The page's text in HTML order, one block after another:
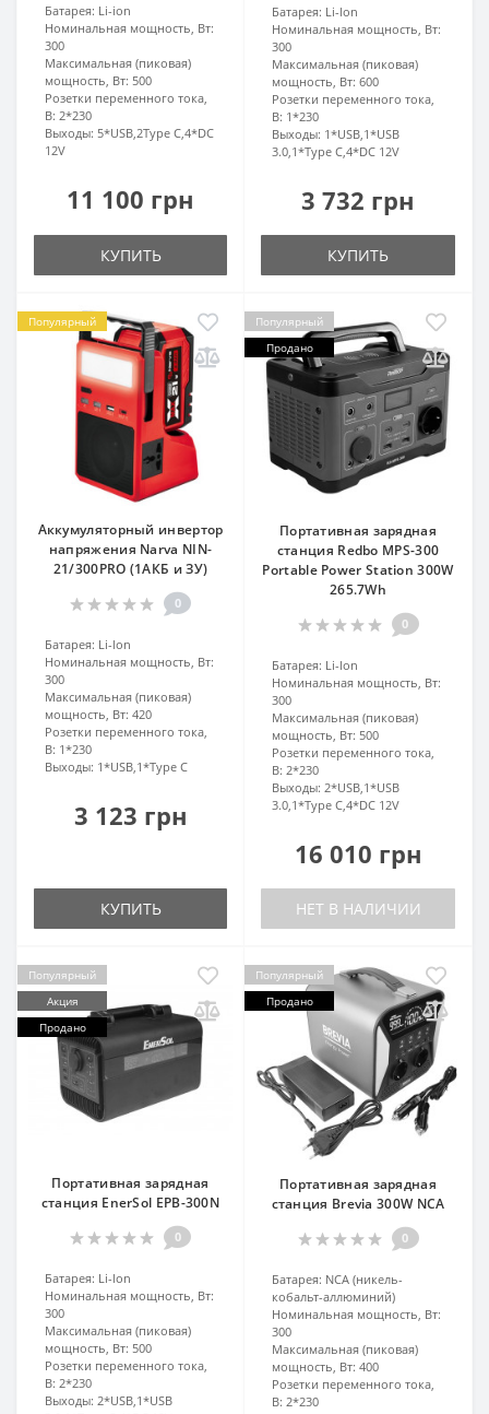
Батарея: Li-ion
Номинальная мощность, Вт:
300
Максимальная (пиковая)
мощность, Вт: 500
Розетки переменного тока,
В: 2*230
Выходы: 5*USB,2Type C,4*DC
12V
11 100 грн
КУПИТЬ
Батарея: Li-lon
Номинальная мощность, Вт:
300
Максимальная (пиковая)
мощность, Вт: 600
Розетки переменного тока,
В: 1*230
Выходы: 1*USB,1*USB
3.0,1*Type C,4*DC 12V
3 732 грн
КУПИТЬ
Популярный
Аккумуляторный инвертор
напряжения Narva NIN-
21/300PRO (1АКБ и ЗУ)
0
Батарея: Li-lon
Номинальная мощность, Вт:
300
Максимальная (пиковая)
мощность, Вт: 420
Розетки переменного тока,
В: 1*230
Выходы: 1*USB,1*Type C
3 123 грн
КУПИТЬ
Популярный
Продано
Портативная зарядная
станция Redbo MPS-300
Portable Power Station 300W
265.7Wh
0
Батарея: Li-lon
Номинальная мощность, Вт:
300
Максимальная (пиковая)
мощность, Вт: 500
Розетки переменного тока,
В: 2*230
Выходы: 2*USB,1*USB
3.0,1*Type C,4*DC 12V
16 010 грн
НЕТ В НАЛИЧИИ
Популярный
Акция
Продано
Портативная зарядная
станция EnerSol EPB-300N
0
Батарея: Li-lon
Номинальная мощность, Вт:
300
Максимальная (пиковая)
мощность, Вт: 500
Розетки переменного тока,
В: 2*230
Выходы: 2*USB,1*USB
Популярный
Продано
Портативная зарядная
станция Brevia 300W NCA
0
Батарея: NCA (никель-
кобальт-аллюминий)
Номинальная мощность, Вт:
300
Максимальная (пиковая)
мощность, Вт: 400
Розетки переменного тока,
В: 2*230